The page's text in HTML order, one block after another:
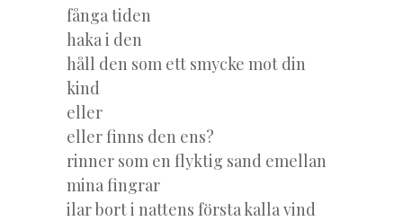
fånga tiden
haka i den
håll den som ett smycke mot din
kind
eller
eller finns den ens?
rinner som en flyktig sand emellan
mina fingrar
ilar bort i nattens första kalla vind